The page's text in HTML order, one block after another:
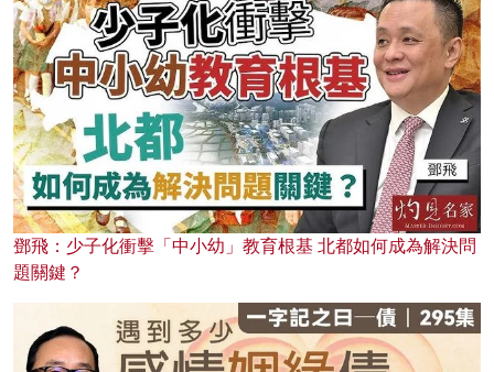
鄧飛：少子化衝擊「中小幼」教育根基 北都如何成為解決問
題關鍵？